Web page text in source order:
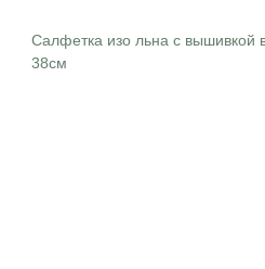
Салфетка изо льна с вышивкой
38см